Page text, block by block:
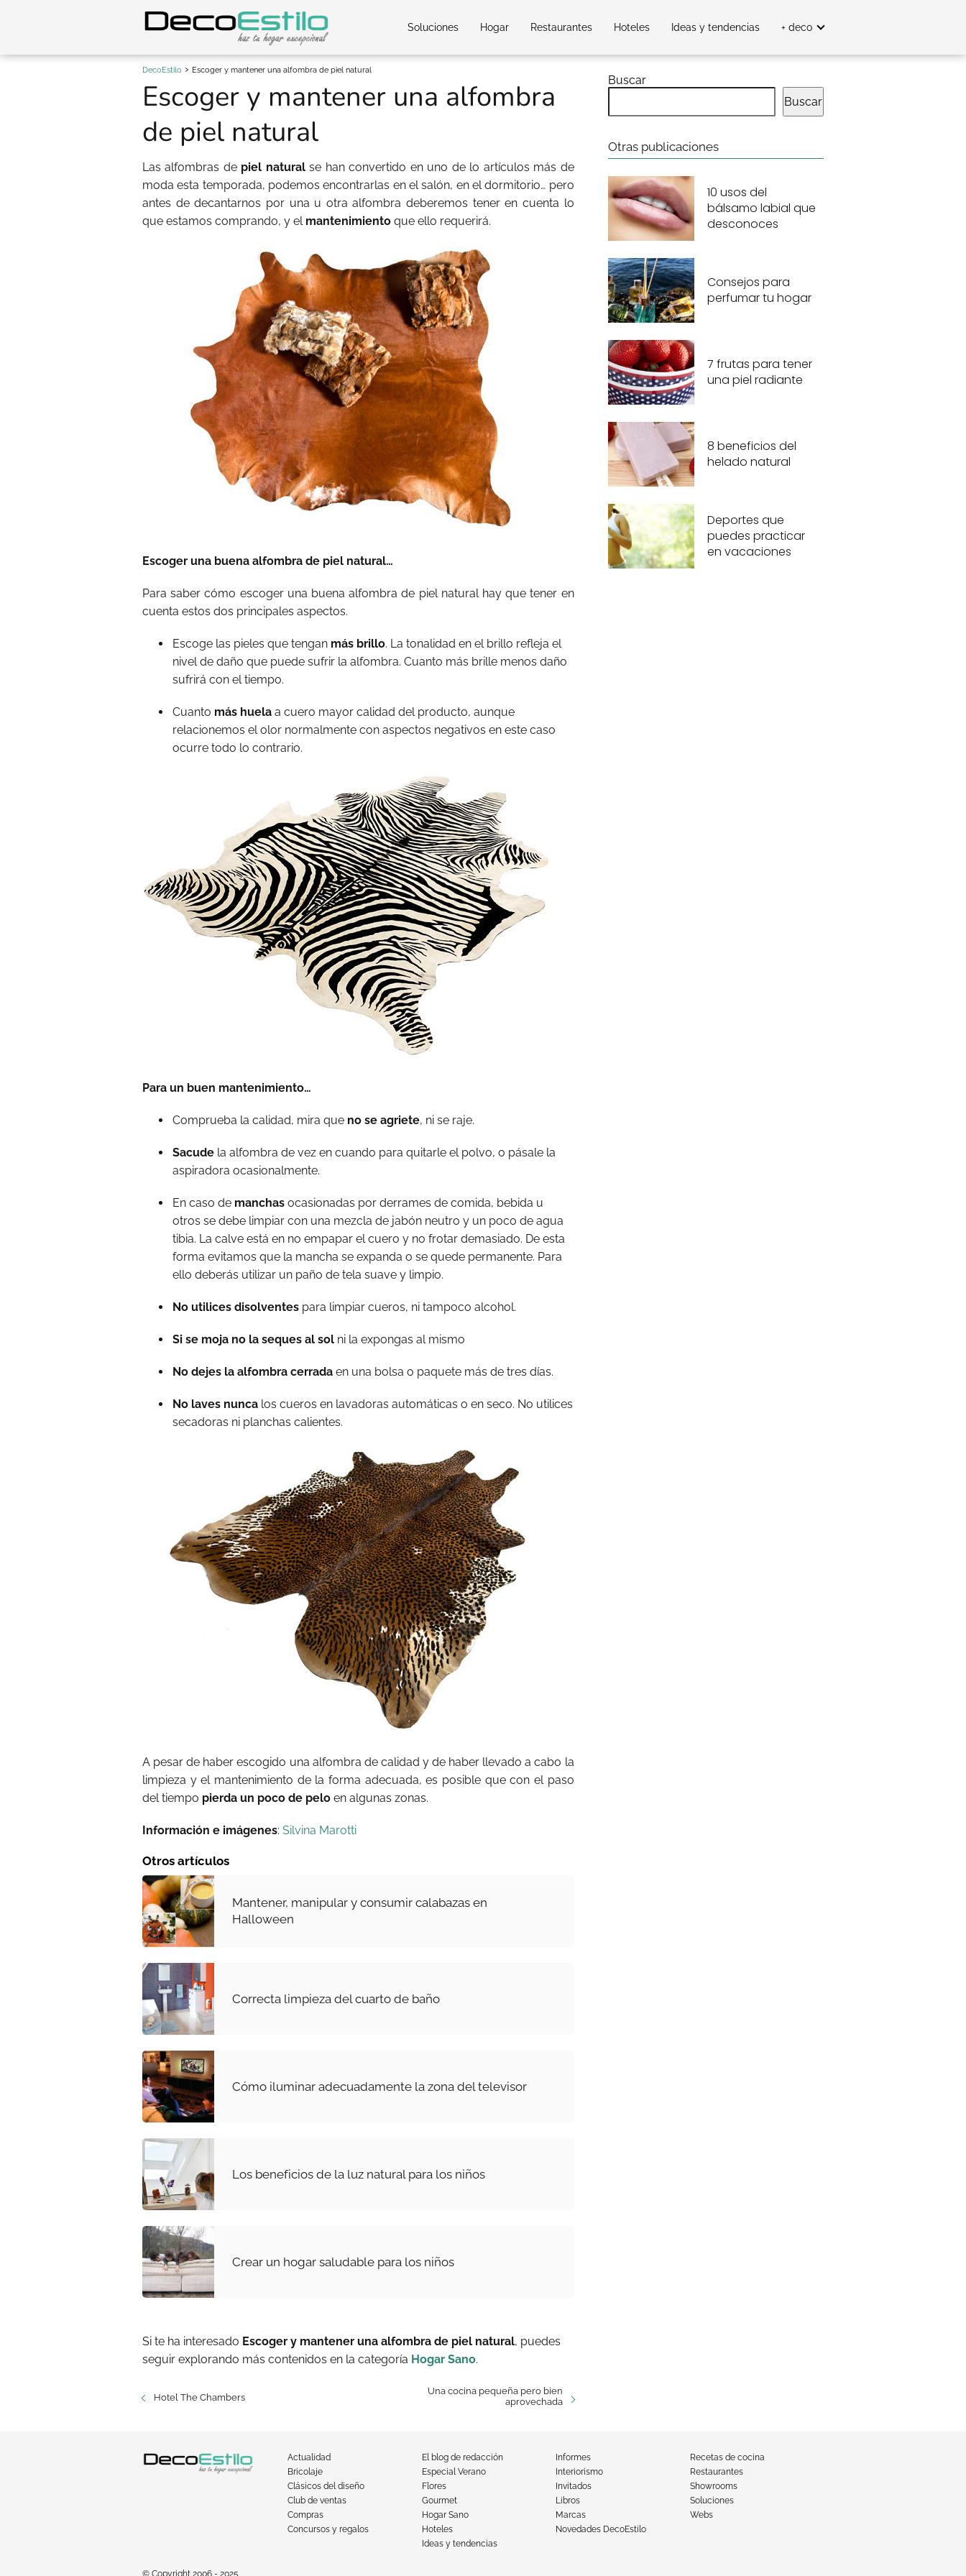
Soluciones Hogar Restaurantes Hoteles Ideas y tendencias + deco
DecoEstilo Escoger y mantener una alfombra de piel natural
Escoger y mantener una alfombra
de piel natural
Las alfombras depiel naturalse han convertido en uno de lo artículos más de
moda esta temporada, podemos encontrarlas en el salón, en el dormitorio… pero
antes de decantarnos por una u otra alfombra deberemos tener en cuenta lo
que estamos comprando, y el mantenimiento que ello requerirá.
Escoger una buena alfombra de piel natural…
Para saber cómo escoger una buena alfombra de piel natural hay que tener en
cuenta estos dos principales aspectos.
Escoge las pieles que tengan más brillo. La tonalidad en el brillo refleja el
nivel de daño que puede sufrir la alfombra. Cuanto más brille menos daño
sufrirá con el tiempo.
Cuanto más huela a cuero mayor calidad del producto, aunque
relacionemos el olor normalmente con aspectos negativos en este caso
ocurre todo lo contrario.
Para un buen mantenimiento…
Comprueba la calidad, mira que no se agriete, ni se raje.
Sacude la alfombra de vez en cuando para quitarle el polvo, o pásale la
aspiradora ocasionalmente.
En caso de manchas ocasionadas por derrames de comida, bebida u
otros se debe limpiar con una mezcla de jabón neutro y un poco de agua
tibia. La calve está en no empapar el cuero y no frotar demasiado. De esta
forma evitamos que la mancha se expanda o se quede permanente. Para
ello deberás utilizar un paño de tela suave y limpio.
No utilices disolventes para limpiar cueros, ni tampoco alcohol.
Si se moja no la seques al sol ni la expongas al mismo
No dejes la alfombra cerrada en una bolsa o paquete más de tres días.
No laves nunca los cueros en lavadoras automáticas o en seco. No utilices
secadoras ni planchas calientes.
A pesar de haber escogido una alfombra de calidad y de haber llevado a cabo la
limpieza y el mantenimiento de la forma adecuada, es posible que con el paso
del tiempo pierda un poco de pelo en algunas zonas.
Información e imágenes: Silvina Marotti
Otros artículos
Mantener, manipular y consumir calabazas en
Halloween
Correcta limpieza del cuarto de baño
Cómo iluminar adecuadamente la zona del televisor
Los beneficios de la luz natural para los niños
Crear un hogar saludable para los niños
Si te ha interesado Escoger y mantener una alfombra de piel natural, puedes
seguir explorando más contenidos en la categoría Hogar Sano.
Hotel The Chambers
Una cocina pequeña pero bien
aprovechada
Buscar
Buscar
Otras publicaciones
10 usos del
bálsamo labial que
desconoces
Consejos para
perfumar tu hogar
7 frutas para tener
una piel radiante
8 beneficios del
helado natural
Deportes que
puedes practicar
en vacaciones
Actualidad
Bricolaje
Clásicos del diseño
Club de ventas
Compras
Concursos y regalos
El blog de redacción
Especial Verano
Flores
Gourmet
Hogar Sano
Hoteles
Ideas y tendencias
Informes
Interiorismo
Invitados
Libros
Marcas
Novedades DecoEstilo
Recetas de cocina
Restaurantes
Showrooms
Soluciones
Webs
© Copyright 2006 - 2025